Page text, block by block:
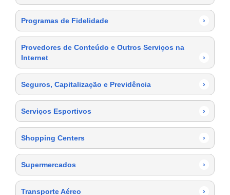
Programas de Fidelidade ›
Provedores de Conteúdo e Outros Serviços na
Internet
›
Seguros, Capitalização e Previdência ›
Serviços Esportivos ›
Shopping Centers ›
Supermercados ›
Transporte Aéreo ›